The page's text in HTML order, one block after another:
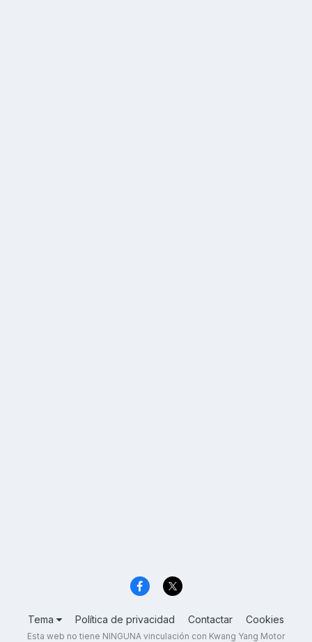
Tema Política de privacidad Contactar Cookies
Esta web no tiene NINGUNA vinculación con Kwang Yang Motor